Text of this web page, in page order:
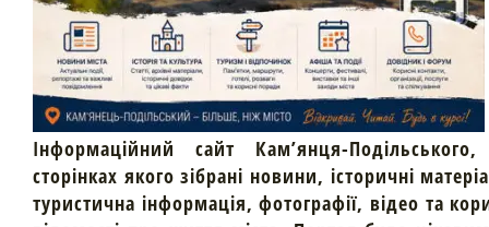
Інформаційний сайт Кам’янця-
сторінках якого зібрані новини, історичні
туристична інформація, фотографії, відео та